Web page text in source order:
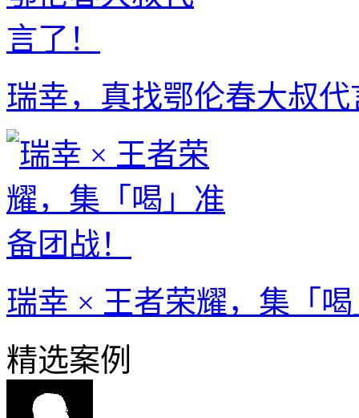
瑞幸，真找鄂伦春大叔代
瑞幸 × 王者荣耀，集「
精选案例